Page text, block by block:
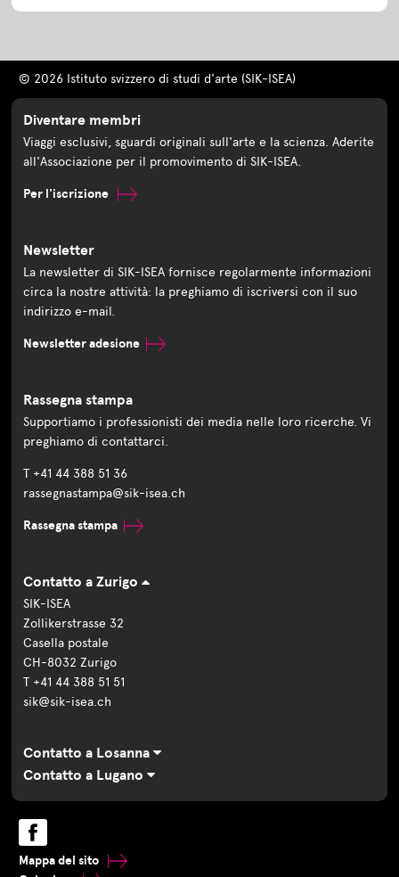
© 2026 Istituto svizzero di studi d'arte (SIK-ISEA)
Diventare membri
Viaggi esclusivi, sguardi originali sull'arte e la scienza. Aderite
all'Associazione per il promovimento di SIK-ISEA.
Per l'iscrizione
Newsletter
La newsletter di SIK-ISEA fornisce regolarmente informazioni
circa la nostre attività: la preghiamo di iscriversi con il suo
indirizzo e-mail.
Newsletter adesione
Rassegna stampa
Supportiamo i professionisti dei media nelle loro ricerche. Vi
preghiamo di contattarci.
T +41 44 388 51 36
rassegnastampa@sik-isea.ch
Rassegna stampa
Contatto a Zurigo
SIK-ISEA
Zollikerstrasse 32
Casella postale
CH-8032 Zurigo
T +41 44 388 51 51
sik@sik-isea.ch
Contatto a Losanna
Contatto a Lugano
Mappa del sito